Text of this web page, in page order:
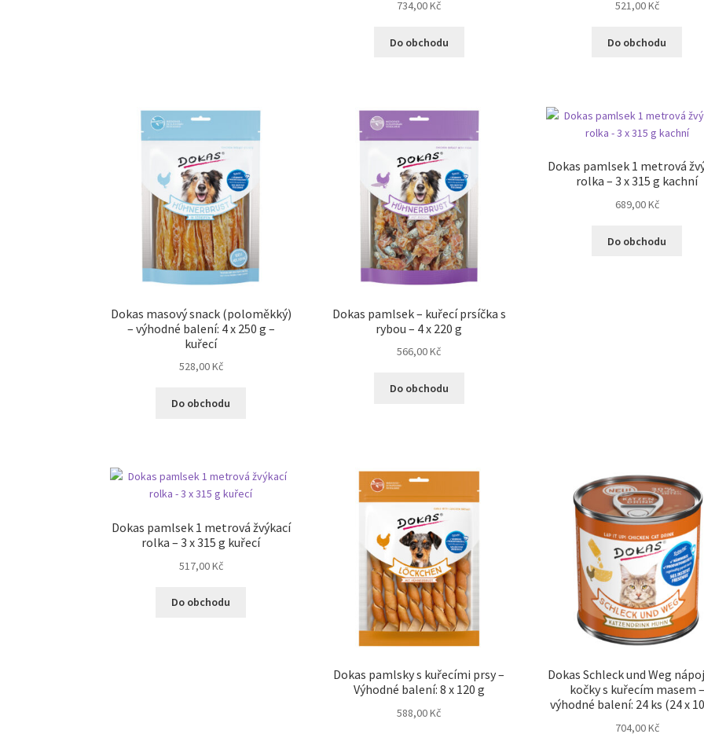
734,00Kč
Do obchodu
521,00Kč
Do obchodu
Dokas masový snack (poloměkký)
– výhodné balení: 4 x 250 g –
kuřecí
528,00Kč
Do obchodu
Dokas pamlsek – kuřecí prsíčka s
rybou – 4 x 220 g
566,00Kč
Do obchodu
Dokas pamlsek 1 metrová
rolka – 3 x 315 g kachní
689,00Kč
Do obchodu
Dokas pamlsek 1 metrová žvýkací
rolka – 3 x 315 g kuřecí
517,00Kč
Do obchodu
Dokas pamlsky s kuřecími prsy –
Výhodné balení: 8 x 120 g
588,00Kč
Dokas Schleck und Weg
kočky s kuřecím masem –
výhodné balení: 24 ks (24 x
704,00Kč